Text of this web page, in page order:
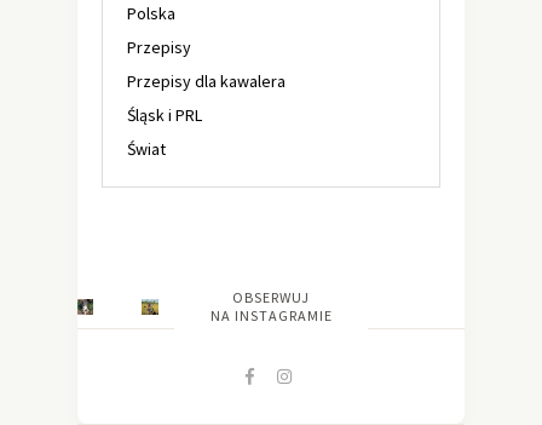
Polska
Przepisy
Przepisy dla kawalera
Śląsk i PRL
Świat
OBSERWUJ
NA INSTAGRAMIE